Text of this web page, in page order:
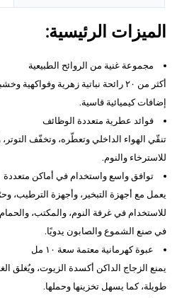
الميزات الرئيسية:
مجموعة غنية من الروائح الطبيعية
أكثر من ٢٠ رائحة نباتية زهرية
إضافات كيميائية قاسية.
فوائد عطرية متعددة الوظائف
تنقّي الهواء الداخلي وتعطّره، وتخفّف
للاسترخاء والنوم.
توافق واسع واستخدام في أماكن متعددة
يعمل مع أجهزة التبخير، وأجهزة الترطيب،
للاستخدام في غرفة النوم، والمكتب،
في صنع الشموع والصابون يدويًا.
عبوة كهرمانية معتمة سعة ١٠ مل
يمنع الزجاج الداكن أكسدة الزيوت، ويُغلق
طويلة، كما يسهل تخزينها وحملها.